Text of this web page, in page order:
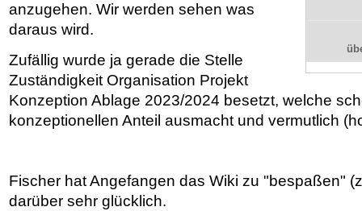
anzugehen. Wir werden sehen was
daraus wird.
Zufällig wurde ja gerade die Stelle
Zuständigkeit Organisation Projekt
Konzeption Ablage 2023/2024 besetzt, welche
konzeptionellen Anteil ausmacht und vermutlich
Fischer hat Angefangen das Wiki zu "bespaßen"
darüber sehr glücklich.